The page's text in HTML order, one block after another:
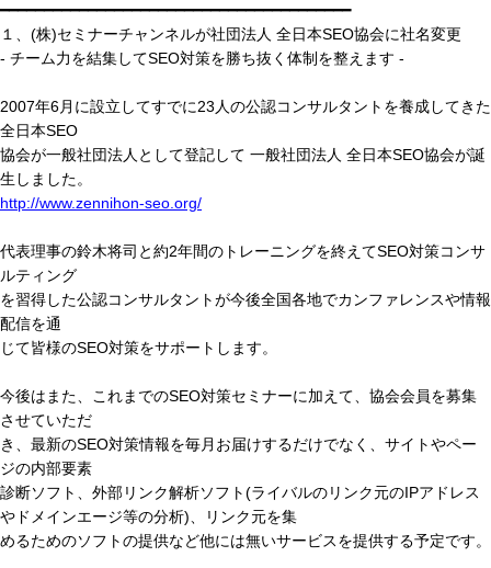
━━━━━━━━━━━━━━━━━━━━━━━━━━━━━━━━━━━━━━━━
１、(株)セミナーチャンネルが社団法人 全日本SEO協会に社名変更
- チーム力を結集してSEO対策を勝ち抜く体制を整えます -
2007年6月に設立してすでに23人の公認コンサルタントを養成してきた
全日本SEO
協会が一般社団法人として登記して 一般社団法人 全日本SEO協会が誕
生しました。
http://www.zennihon-seo.org/
代表理事の鈴木将司と約2年間のトレーニングを終えてSEO対策コンサ
ルティング
を習得した公認コンサルタントが今後全国各地でカンファレンスや情報
配信を通
じて皆様のSEO対策をサポートします。
今後はまた、これまでのSEO対策セミナーに加えて、協会会員を募集
させていただ
き、最新のSEO対策情報を毎月お届けするだけでなく、サイトやペー
ジの内部要素
診断ソフト、外部リンク解析ソフト(ライバルのリンク元のIPアドレス
やドメインエージ等の分析)、リンク元を集
めるためのソフトの提供など他には無いサービスを提供する予定です。